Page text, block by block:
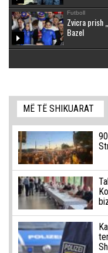
Futboll
Zvicra prish
Bazel
MË TË SHIKUARAT